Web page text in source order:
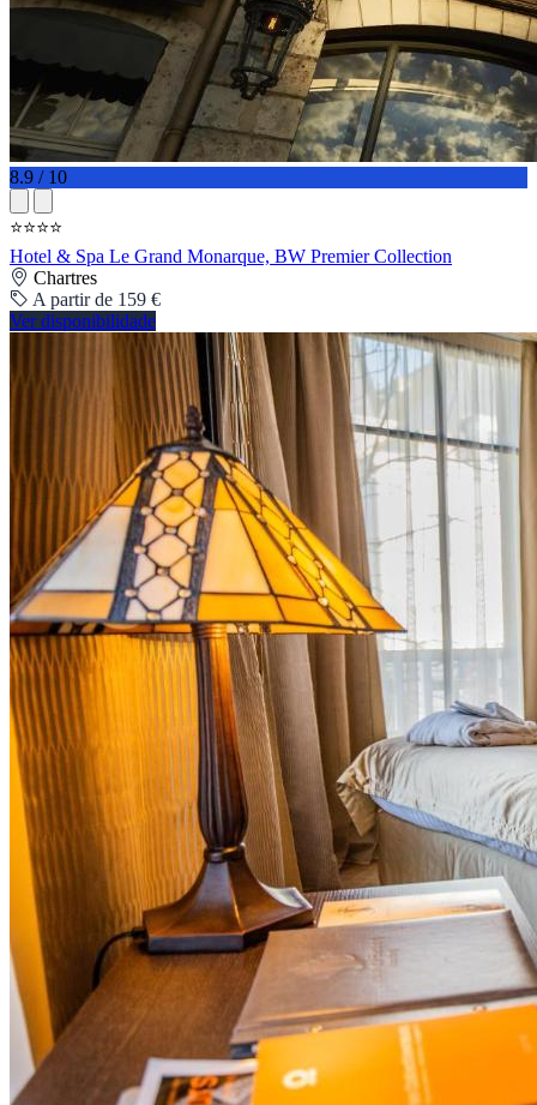
8.9 / 10
⭐⭐⭐⭐
Hotel & Spa Le Grand Monarque, BW Premier Collection
Chartres
A partir de 159 €
Ver disponibilidade